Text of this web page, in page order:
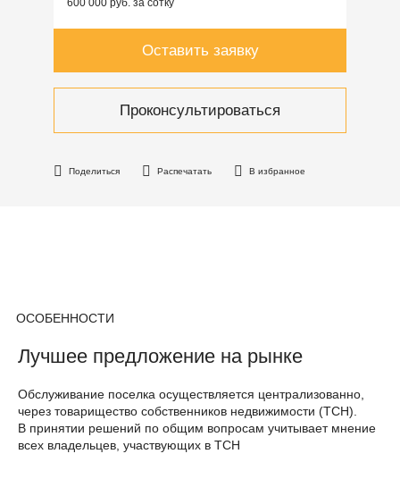
Поделиться Распечатать В избранное
600 000 руб. за сотку
Оставить заявку
Проконсультироваться
ОСОБЕННОСТИ
Лучшее предложение на рынке
Обслуживание поселка осуществляется централизованно,
через товарищество собственников недвижимости (ТСН).
В принятии решений по общим вопросам учитывает мнение
всех владельцев, участвующих в ТСН